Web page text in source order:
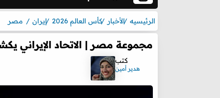
الرئيسيه الأخبار كأس العالم 2026 إيران مصر
مجموعة مصر | الاتحاد الإيراني
كتب
هدير أمين